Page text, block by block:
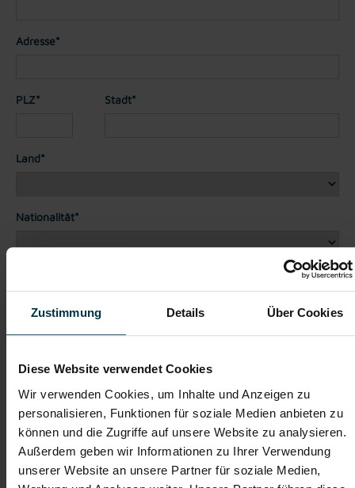
Zustimmung Details Über Cookies
Diese Website verwendet Cookies
Wir verwenden Cookies, um Inhalte und Anzeigen zu
personalisieren, Funktionen für soziale Medien anbieten zu
können und die Zugriffe auf unsere Website zu analysieren.
Außerdem geben wir Informationen zu Ihrer Verwendung
unserer Website an unsere Partner für soziale Medien,
Adresse*
PLZ* Stadt*
Land*
Nationalität*
Dateianhänge (max. 30MB gesamt - Bilder, Word oder PDF)
Bewerbungsschreiben
Empfehlungschreiben / Zeugnisse